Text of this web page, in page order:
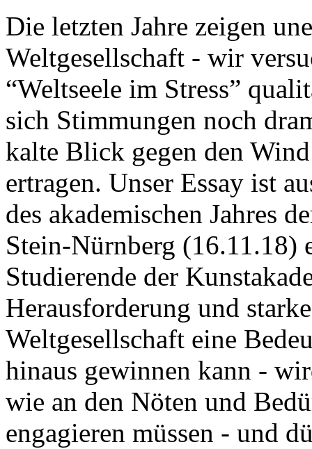
Die letzten Jahre zeigen
Weltgesellschaft - wir
“Weltseele im Stress”
sich Stimmungen noch
kalte Blick gegen den
ertragen. Unser Essay ist
des akademischen Jahres
Stein-Nürnberg (16.11.18)
Studierende der
Herausforderung und
Weltgesellschaft eine
hinaus gewinnen kann -
wie an den Nöten und
engagieren müssen - und